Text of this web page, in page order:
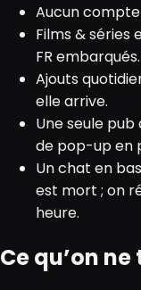
Aucun
Films & séries
FR embarqués.
Ajouts
elle arrive.
Une seule
de pop-up en
Un chat en
est mort ; on
heure.
Ce qu’on